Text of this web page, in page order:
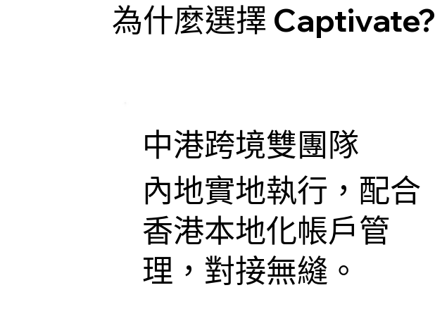
中港跨境雙團隊
內地實地執行，配合
香港本地化帳戶管
理，對接無縫。
為什麼選擇 Captivate?